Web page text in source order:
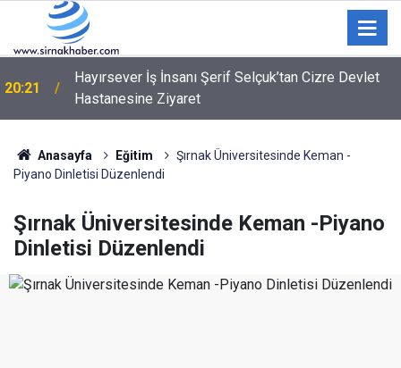
20:03
FIBA Kıtalararası Kupa 2026’da yer alacak takımlar
belli oldu
Anasayfa Eğitim
Şırnak Üniversitesinde Keman -
Piyano Dinletisi Düzenlendi
Şırnak Üniversitesinde Keman -Piyano
Dinletisi Düzenlendi